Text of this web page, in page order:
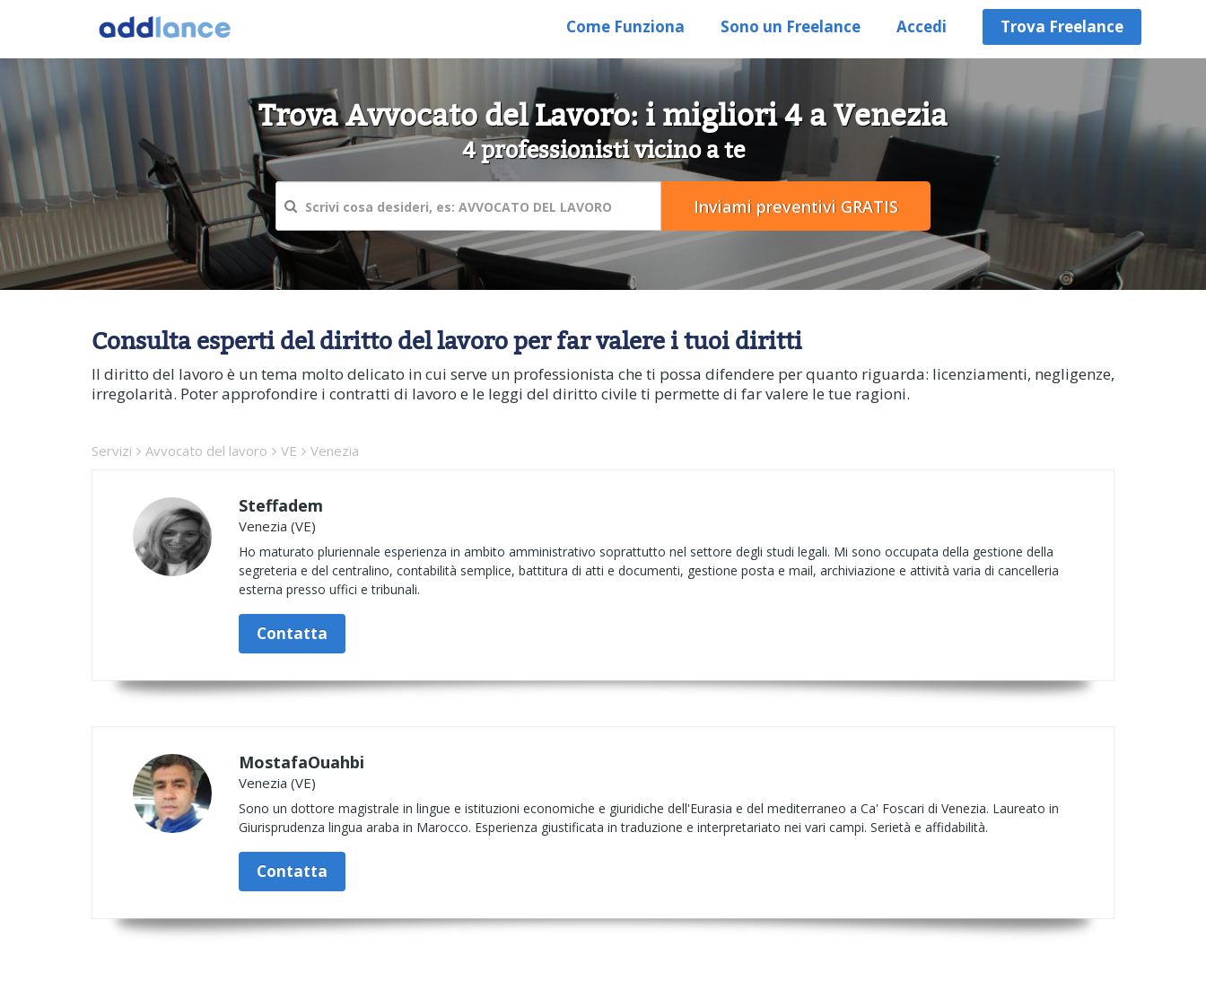
Come Funziona Sono un Freelance Accedi Trova Freelance
Trova Avvocato del Lavoro: i migliori 4 a Venezia
4 professionisti vicino a te
Consulta esperti del diritto del lavoro per far valere i tuoi diritti
Il diritto del lavoro è un tema molto delicato in cui serve un professionista che ti possa difendere per quanto riguarda: licenziamenti, negligenze,
irregolarità. Poter approfondire i contratti di lavoro e le leggi del diritto civile ti permette di far valere le tue ragioni.
Servizi Avvocato del lavoro VE Venezia
Steffadem
Venezia (VE)
Ho maturato pluriennale esperienza in ambito amministrativo soprattutto nel settore degli studi legali. Mi sono occupata della gestione della
segreteria e del centralino, contabilità semplice, battitura di atti e documenti, gestione posta e mail, archiviazione e attività varia di cancelleria
esterna presso uffici e tribunali.
Contatta
MostafaOuahbi
Venezia (VE)
Sono un dottore magistrale in lingue e istituzioni economiche e giuridiche dell'Eurasia e del mediterraneo a Ca' Foscari di Venezia. Laureato in
Giurisprudenza lingua araba in Marocco. Esperienza giustificata in traduzione e interpretariato nei vari campi. Serietà e affidabilità.
Contatta